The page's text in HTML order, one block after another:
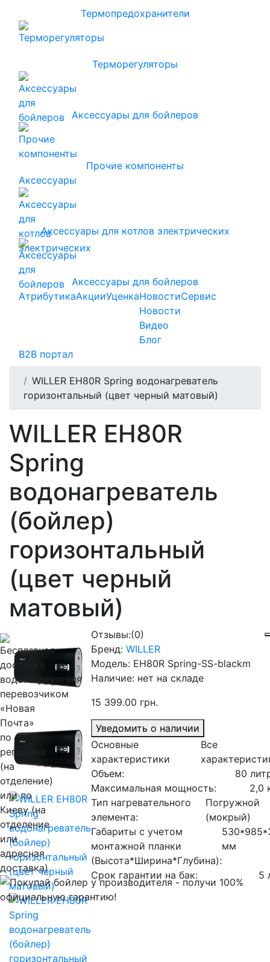
Термопредохранители
Терморегуляторы
Аксессуары для бойлеров
Прочие компоненты
Аксессуары
Аксессуары для котлов электрических
Аксессуары для бойлеров
АтрибутикаАкцииУценкаНовости
Новости
Видео
Блог
Сервис
B2B портал
WILLER EH80R Spring водонагреватель
горизонтальный (цвет черный матовый)
WILLER EH80R
Spring
водонагреватель
(бойлер)
горизонтальный
(цвет черный
матовый)
Отзывы:(0)
Бренд: WILLER
Модель: EH80R Spring-SS-blackm
Наличие: нет на складе
15 399.00 грн.
Основные
характеристики
Все
Объем:
80
Максимальная мощность:
2,0
Тип нагревательного
элемента:
Погружной
(мокрый)
Габариты с учетом
монтажной планки
(Высота*Ширина*Глубина):
мм
Срок гарантии на бак: 5
Уведомить о наличии